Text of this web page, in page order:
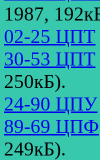
1987,
02-25 ЦПТ
30-53 ЦПТ
250кБ).
24-90 ЦПУ
89-69 ЦПФ
249кБ).